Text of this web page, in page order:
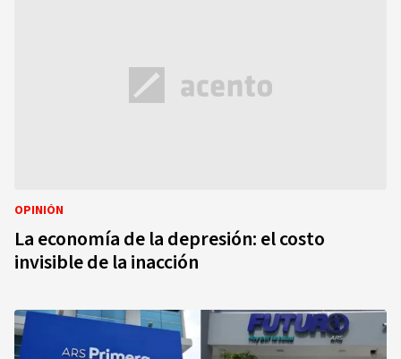
OPINIÓN
La economía de la depresión: el costo
invisible de la inacción